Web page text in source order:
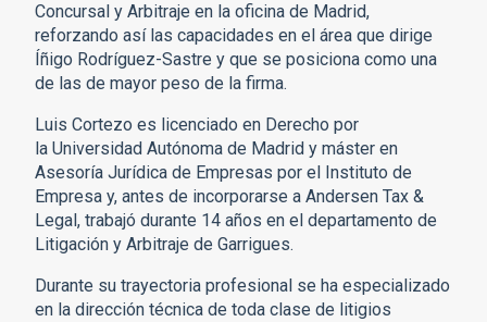
Concursal y Arbitraje en la oficina de Madrid,
reforzando así las capacidades en el área que dirige
Íñigo Rodríguez-Sastre y que se posiciona como una
de las de mayor peso de la firma.
Luis Cortezo es licenciado en Derecho por
la Universidad Autónoma de Madrid y máster en
Asesoría Jurídica de Empresas por el Instituto de
Empresa y, antes de incorporarse a Andersen Tax &
Legal, trabajó durante 14 años en el departamento de
Litigación y Arbitraje de Garrigues.
Durante su trayectoria profesional se ha especializado
en la dirección técnica de toda clase de litigios